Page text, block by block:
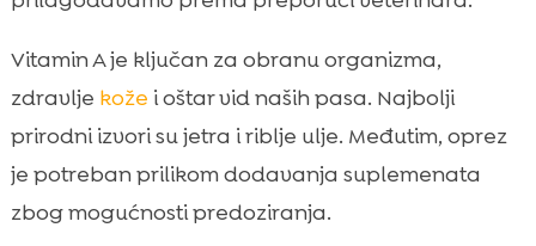
Vitamin A je ključan za obranu organizma,
zdravlje kože i oštar vid naših pasa. Najbolji
prirodni izvori su jetra i riblje ulje. Međutim, oprez
je potreban prilikom dodavanja suplemenata
zbog mogućnosti predoziranja.